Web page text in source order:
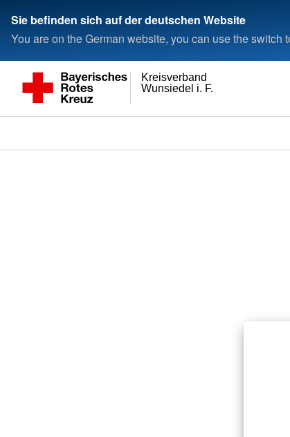
Sie befinden sich auf der deutschen Website
You are on the German website, you can use the switch
Wunsiedel i. F.
Kreisverband